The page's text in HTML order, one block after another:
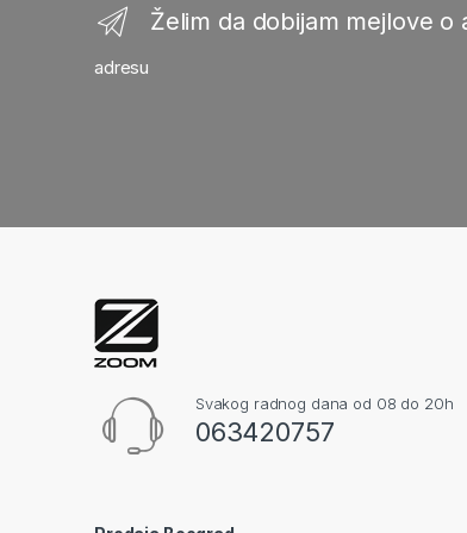
Želim da dobijam mejlove o
adresu
Svakog radnog dana od 08 do 20h
063420757